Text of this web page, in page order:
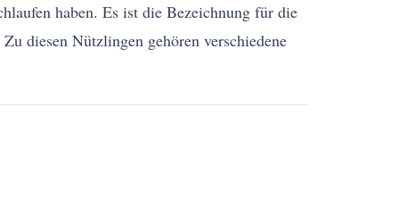
haben. Es ist die Bezeichnung für die
diesen Nützlingen gehören verschiedene